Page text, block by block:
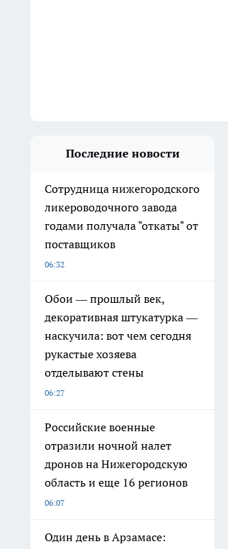
Последние новости
Сотрудница нижегородского
ликероводочного завода
годами получала "откаты" от
поставщиков
06:32
Обои — прошлый век,
декоративная штукатурка —
наскучила: вот чем сегодня
рукастые хозяева
отделывают стены
06:27
Российские военные
отразили ночной налет
дронов на Нижегородскую
область и еще 16 регионов
06:07
Один день в Арзамасе: